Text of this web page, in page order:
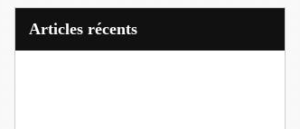
articles récents